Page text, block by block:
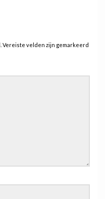
Vereiste velden zijn gemarkeerd